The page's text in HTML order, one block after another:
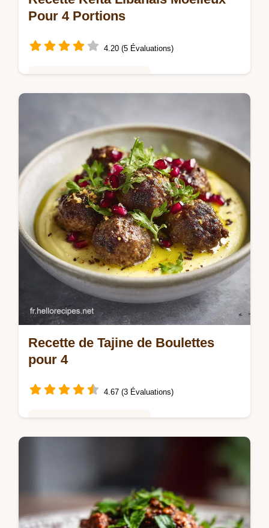
Pour 4 Portions
4.20 (5 Évaluations)
Épate Vos Invités avec notre guide détaillé.
Découvrez comment obtenir une texture
fondante grâce à la méthode de…
Recette de Tajine de Boulettes
pour 4
4.67 (3 Évaluations)
de Viande Marocain Kefta Mkaouara. Ce
Tajine Boulettes Viande Maroc inclut un
guide de minutage étape par étape.